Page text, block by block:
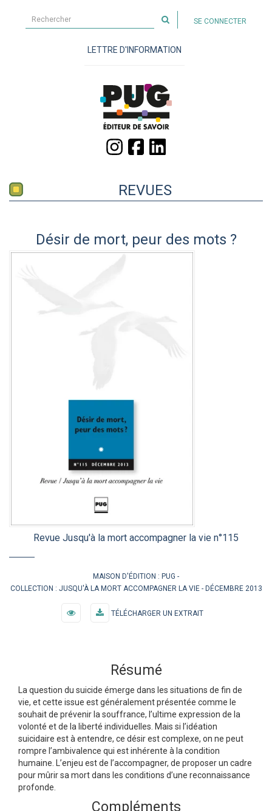
sur
site
SE CONNECTER
LETTRE D'INFORMATION
REVUES
Désir de mort, peur des mots ?
Revue Jusqu'à la mort accompagner la vie n°115
MAISON D'ÉDITION : PUG
COLLECTION : JUSQU'À LA MORT ACCOMPAGNER LA VIE DÉCEMBRE 2013
TÉLÉCHARGER UN EXTRAIT
Résumé
La question du suicide émerge dans les situations de fin de
vie, et cette issue est généralement présentée comme le
souhait de prévenir la souffrance, l’ultime expression de la
volonté et de la liberté individuelles. Mais si l’idéation
suicidaire est à entendre, ce désir est complexe, on ne peut
rompre l’ambivalence qui est inhérente à la condition
humaine. L’enjeu est de l’accompagner, de proposer un cadre
pour mûrir sa mort dans les conditions d’une reconnaissance
profonde.
Compléments